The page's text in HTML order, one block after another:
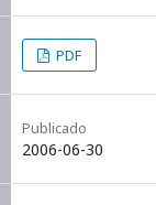
PDF
Publicado
2006-06-30